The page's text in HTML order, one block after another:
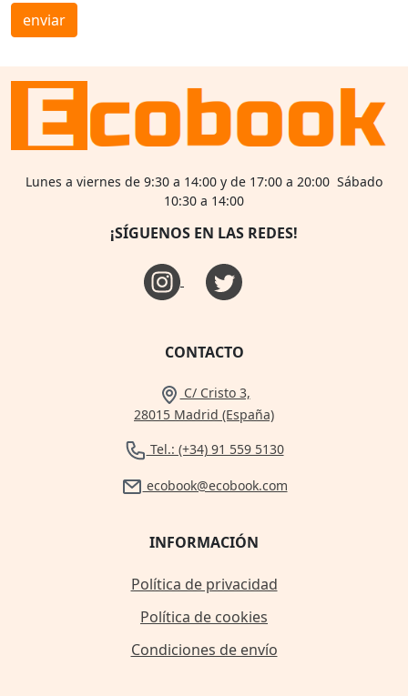
enviar
Lunes a viernes de 9:30 a 14:00 y de 17:00 a 20:00 Sábado
10:30 a 14:00
¡SÍGUENOS EN LAS REDES!
CONTACTO
C/ Cristo 3,
28015 Madrid (España)
Tel.: (+34) 91 559 5130
ecobook@ecobook.com
INFORMACIÓN
Política de privacidad
Política de cookies
Condiciones de envío